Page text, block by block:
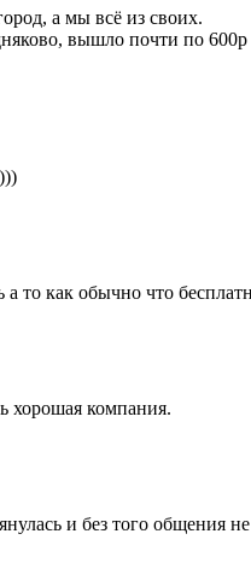
а мы всё из своих.
вышло почти по 600р
то как обычно что
хорошая компания.
и без того